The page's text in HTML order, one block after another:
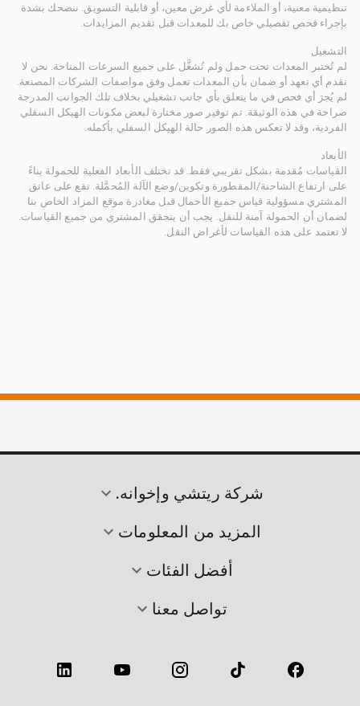
تنظيمية معنية، أو الملاءمة لأي غرض معين، أو قابلية التسويق. ننصحك بشدة
بإجراء فحص تفصيلي خاص بك للمعدات قبل تقديم المزايدات.
التشغيل
لم تُختبر المعدات تحت حمل ولم تُشغَّل على جميع السرعات المتاحة. نحن لا
نقدم أي تعهد أو ضمان بأن المعدات تعمل وفق مواصفات الشركات المصنعة.
لم يُجرَ أي فحص في ما يتعلق بأي جانب تشغيلي بخلاف تلك الجوانب المدرجة
صراحة في هذه الوثيقة. تم توفير صور مختارة لبعض مكونات الهيكل السفلي
الفردية، وقد لا تعكس هذه الصور حالة الهيكل السفلي بأكمله.
الأبعاد
القياسات مُقدمة بشكل تقريبي فقط. قد تختلف الأبعاد الفعلية للحمولة بناءً
على ارتفاع الشاحنة/المقطورة وتكوين/وضع الآلة المُحمَّلة. تقع على عاتق
المشتري مسؤولية قياس جميع الأحمال قبل مغادرة موقع المزاد الخاص بنا
لضمان أن الحمولة آمنة للنقل. يجب أن يتحقق المشتري من جميع القياسات.
لا تعتمد على هذه القياسات لأغراض النقل.
شركة ريتشي وإخوانه.
المزيد من المعلومات
أفضل الفئات
تواصل معنا